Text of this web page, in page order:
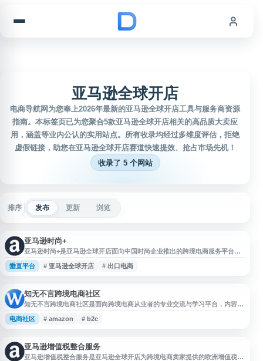
亚马逊全球开店
电商导航网为您奉上2026年最新的亚马逊全球开店工具与服务商资源
指南。本标签页已为您聚合5款亚马逊全球开店相关的高品质大卖应
用，涵盖等业内公认的实用站点。所有收录均经过多维度评估，拒绝
虚假链接，助您在亚马逊全球开店赛道快速提效、抢占市场先机！
收录了 5 个网站
排序 发布 更新 浏览
亚马逊时尚+
亚马逊时尚+是亚马逊全球开店面向中国时尚企业推出的跨境电商服务平台。
该平台专注于服饰、鞋靴、箱包、珠宝、手表等时尚品类，为中国卖家提供出
口跨境电商解决方案。通过亚马逊在全球的销售网络和消费者资源，帮助中国
服务。
垂直平台 # 亚马逊全球开店 # 出口电商
知无不言跨境电商社区
知无不言跨境电商社区是面向跨境电商从业者的专业交流与学习平台，内容覆
盖亚马逊、沃尔玛、Wayfair、Shein、Wish、Temu、独立站、Shopify、
Google、TikTok、AI 等领域，聚焦销售运营、内容营销、SNS、SEM 等实
电商社区 # amazon # b2c
亚马逊增值税整合服务
亚马逊增值税整合服务是亚马逊全球开店为跨境电商卖家提供的欧洲增值税合